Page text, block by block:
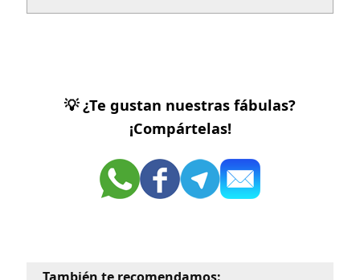
💡 ¿Te gustan nuestras fábulas?
¡Compártelas!